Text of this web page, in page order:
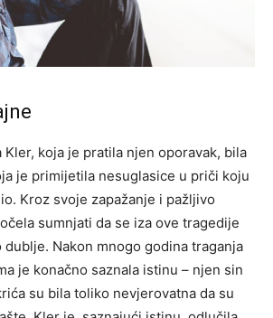
koja je pratila njen oporavak, bila
je primijetila nesuglasice u priči koju
Kroz svoje zapažanje i pažljivo
sumnjati da se iza ove tragedije
dublje. Nakon mnogo godina traganja
je konačno saznala istinu – njen sin
su bila toliko nevjerovatna da su